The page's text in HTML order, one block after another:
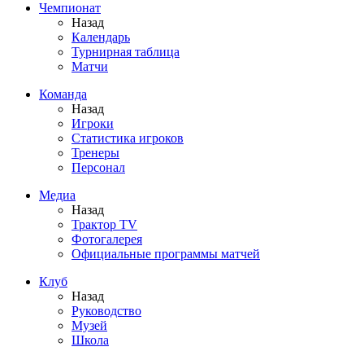
Чемпионат
Назад
Календарь
Турнирная таблица
Матчи
Команда
Назад
Игроки
Статистика игроков
Тренеры
Персонал
Медиа
Назад
Трактор TV
Фотогалерея
Официальные программы матчей
Клуб
Назад
Руководство
Музей
Школа